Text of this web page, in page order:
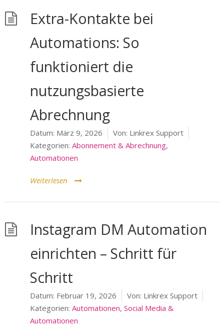
Extra-Kontakte bei
Automations: So
funktioniert die
nutzungsbasierte
Abrechnung
Datum: März 9, 2026 Von: Linkrex Support
Kategorien: Abonnement & Abrechnung,
Automationen
Weiterlesen
Instagram DM Automation
einrichten – Schritt für
Schritt
Datum: Februar 19, 2026 Von: Linkrex Support
Kategorien: Automationen, Social Media &
Automationen